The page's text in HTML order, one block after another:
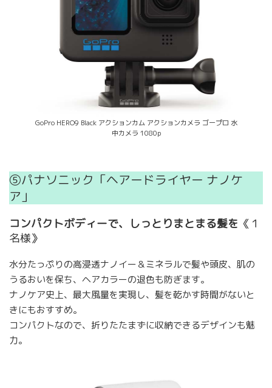
GoPro HERO9 Black アクションカム アクションカメラ ゴープロ 水
中カメラ 1080p
⑤パナソニック「ヘアードライヤー ナノケ
ア」
コンパクトボディーで、しっとりまとまる髪を 《１
名様》
水分たっぷりの高浸透ナノイー＆ミネラルで髪や頭皮、肌の
うるおいを保ち、ヘアカラーの退色も防ぎます。
ナノケア史上、最大風量を実現し、髪を乾かす時間がないと
きにもおすすめ。
コンパクトなので、折りたたまずに収納できるデザインも魅
力。